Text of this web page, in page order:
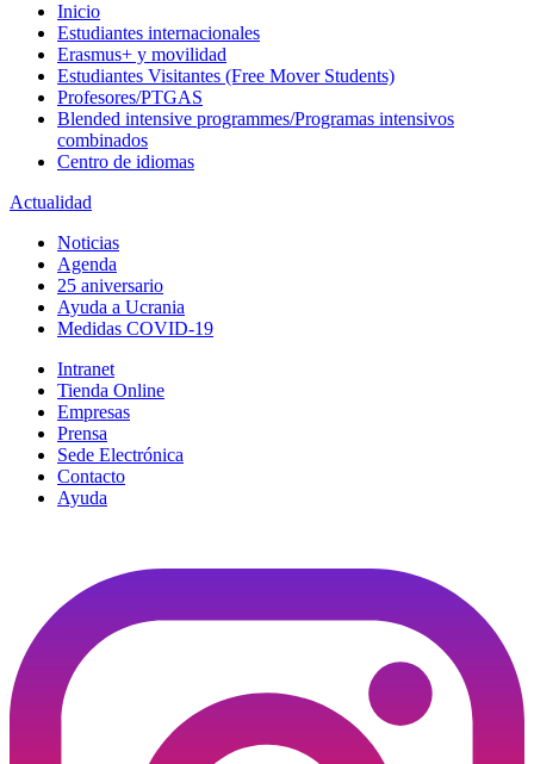
Inicio
Estudiantes internacionales
Erasmus+ y movilidad
Estudiantes Visitantes (Free Mover Students)
Profesores/PTGAS
Blended intensive programmes/Programas intensivos
combinados
Centro de idiomas
Actualidad
Noticias
Agenda
25 aniversario
Ayuda a Ucrania
Medidas COVID-19
Intranet
Tienda Online
Empresas
Prensa
Sede Electrónica
Contacto
Ayuda